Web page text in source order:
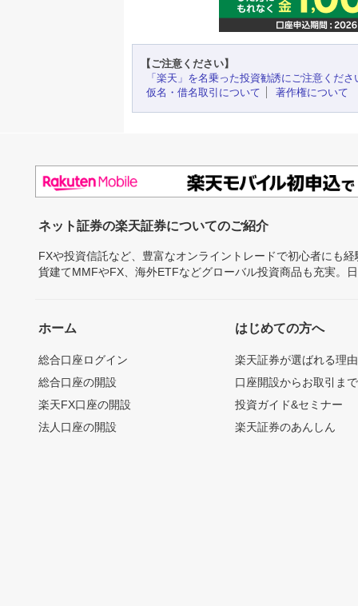
【ご注意ください】
「楽天」を名乗った投資勧誘にご注意くださ
仮名・借名取引について
著作権について
ネット証券の楽天証券についてのご紹介
FXや投資信託など、豊富なオンライントレードで初心者にも
貨建てMMFやFX、海外ETFなどグローバル投資商品も充実。
ホーム
総合口座ログイン
総合口座の開設
楽天FX口座の開設
法人口座の開設
はじめての方へ
楽天証券が選ばれる理由
口座開設からお取引ま
投資ガイド&セミナー
楽天証券のあんしん